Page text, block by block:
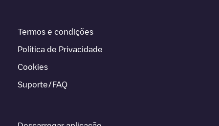
Termos e condições
Política de Privacidade
Cookies
Suporte/FAQ